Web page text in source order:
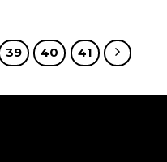
39 40 41